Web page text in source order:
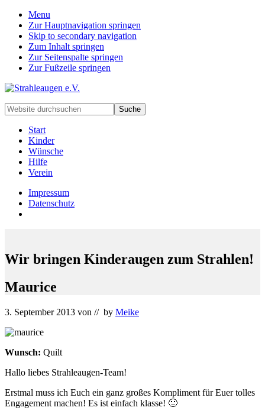
Menu
Zur Hauptnavigation springen
Skip to secondary navigation
Zum Inhalt springen
Zur Seitenspalte springen
Zur Fußzeile springen
Handarbeiten
für
besondere
Kinder
deren
Familien
Website
durchsuchen
Start
Kinder
Wünsche
Hilfe
Verein
Impressum
Datenschutz
Wir bringen Kinderaugen zum Strahlen!
Maurice
3. September 2013 von // by Meike
Wunsch: Quilt
Hallo liebes Strahleaugen-Team!
Erstmal muss ich Euch ein ganz großes Kompliment für Euer tolles
Engagement machen! Es ist einfach klasse! 🙂